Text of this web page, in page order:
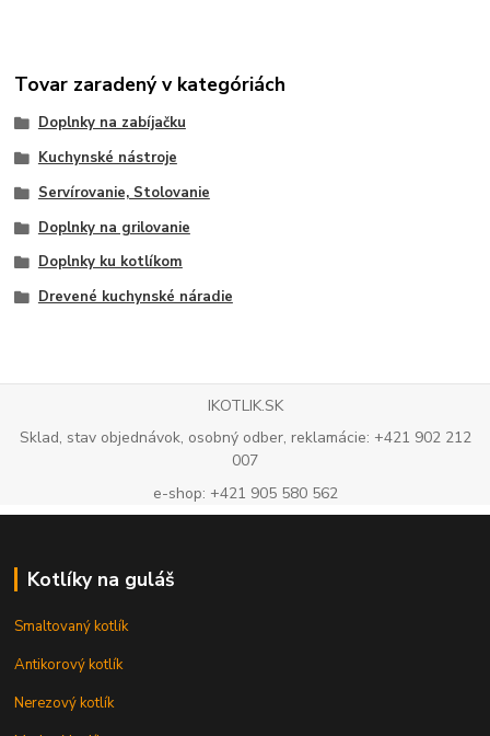
Tovar zaradený v kategóriách
Doplnky na zabíjačku
Kuchynské nástroje
Servírovanie, Stolovanie
Doplnky na grilovanie
Doplnky ku kotlíkom
Drevené kuchynské náradie
IKOTLIK.SK
Sklad, stav objednávok, osobný odber, reklamácie: +421 902 212
007
e-shop: +421 905 580 562
Kotlíky na guláš
Smaltovaný kotlík
Antikorový kotlík
Nerezový kotlík